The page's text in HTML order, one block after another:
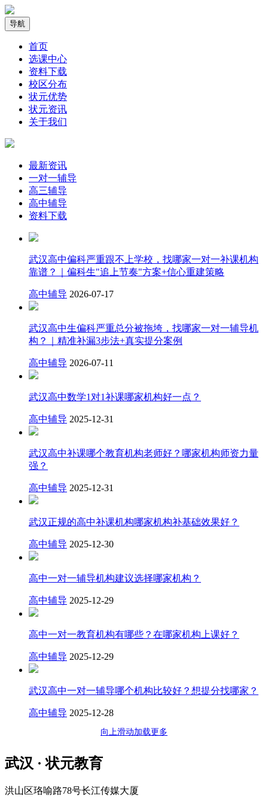
导航
首页
选课中心
资料下载
校区分布
状元优势
状元资讯
关于我们
最新资讯
一对一辅导
高三辅导
高中辅导
资料下载
武汉高中偏科严重跟不上学校，找哪家一对一补课机构
靠谱？｜偏科生"追上节奏"方案+信心重建策略
高中辅导 2026-07-17
武汉高中生偏科严重总分被拖垮，找哪家一对一辅导机
构？｜精准补漏3步法+真实提分案例
高中辅导 2026-07-11
武汉高中数学1对1补课哪家机构好一点？
高中辅导 2025-12-31
武汉高中补课哪个教育机构老师好？哪家机构师资力量
强？
高中辅导 2025-12-31
武汉正规的高中补课机构哪家机构补基础效果好？
高中辅导 2025-12-30
高中一对一辅导机构建议选择哪家机构？
高中辅导 2025-12-29
高中一对一教育机构有哪些？在哪家机构上课好？
高中辅导 2025-12-29
武汉高中一对一辅导哪个机构比较好？想提分找哪家？
高中辅导 2025-12-28
向上滑动加载更多
武汉 · 状元教育
洪山区珞喻路78号长江传媒大厦